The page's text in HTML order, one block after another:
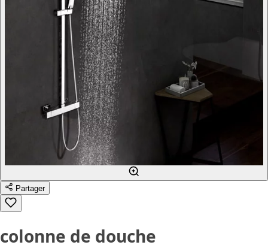
Partager
colonne de douche